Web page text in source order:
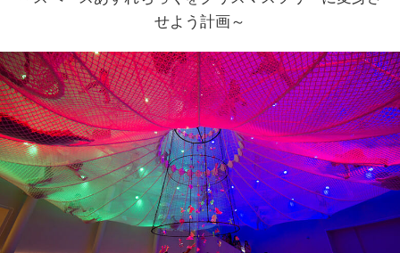
せよう計画～